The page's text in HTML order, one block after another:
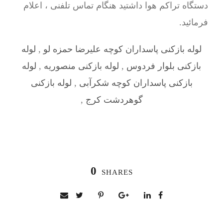
دستگاه تراکم هوا داشتید هنگام تماس تلفنی ، اعلام
فرمائید.
لوله بازکنی پاسداران کوچه علیرضا حمزه لو , لوله
بازکنی بلوار فردوس , لوله بازکنی منصوریه , لوله
بازکنی پاسداران کوچه شکرآبی , لوله بازکنی
گوهردشت کرج ,
0 SHARES